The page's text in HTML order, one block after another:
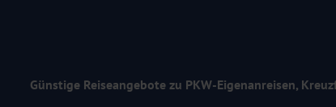
Günstige Reiseangebote zu PKW-Eigenanreisen,